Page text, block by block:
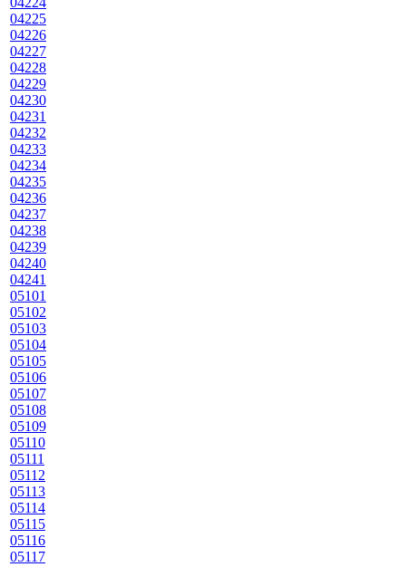
04225
04226
04227
04228
04229
04230
04231
04232
04233
04234
04235
04236
04237
04238
04239
04240
04241
05101
05102
05103
05104
05105
05106
05107
05108
05109
05110
05111
05112
05113
05114
05115
05116
05117